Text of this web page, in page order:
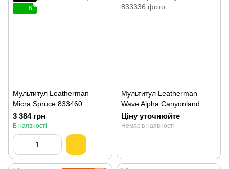
6
Мультитул Leatherman
Micra Spruce 833460
3 384 грн
В наявності
Мультитул Leatherman
Wave Alpha Canyonland
833336
Ціну уточнюйте
Немає в наявності